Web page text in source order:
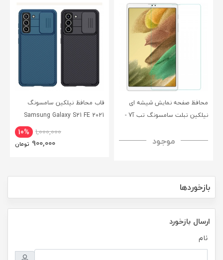
محافظ صفحه نمایش شیشه ای
نیلکین تبلت سامسونگ تب آ7 -
H+ Anti-explosion Tempered
موجود
قاب محافظ نیلکین سامسونگ
Samsung Galaxy S21 FE 2021
10% 1,000,000
900,000 تومان
بازخوردها
ارسال بازخورد
نام